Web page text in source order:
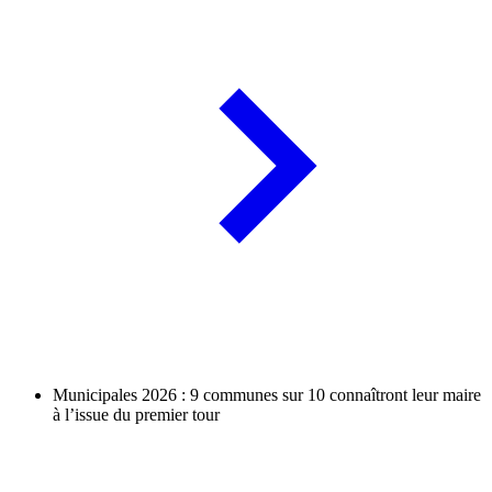
Municipales 2026 : 9 communes sur 10 connaîtront leur maire
à l’issue du premier tour